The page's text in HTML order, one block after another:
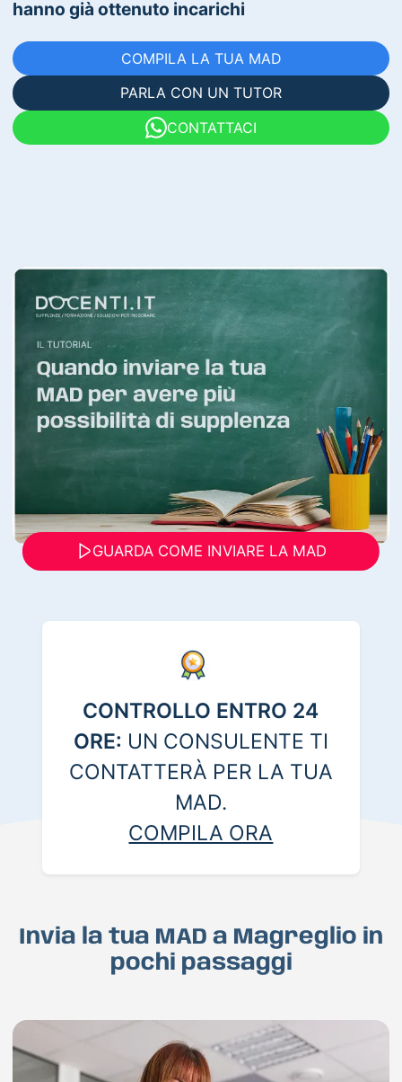
hanno già ottenuto incarichi
COMPILA LA TUA MAD
PARLA CON UN TUTOR
CONTATTACI
GUARDA COME INVIARE LA MAD
CONTROLLO ENTRO 24
ORE: UN CONSULENTE TI
CONTATTERÀ PER LA TUA
MAD.
COMPILA ORA
Invia la tua MAD a Magreglio in
pochi passaggi